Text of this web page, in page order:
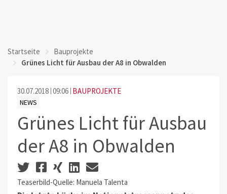
Startseite
Bauprojekte
Grünes Licht für Ausbau der A8 in Obwalden
30.07.2018 09:06 BAUPROJEKTE
NEWS
Grünes Licht für Ausbau
der A8 in Obwalden
Teaserbild-Quelle: Manuela Talenta